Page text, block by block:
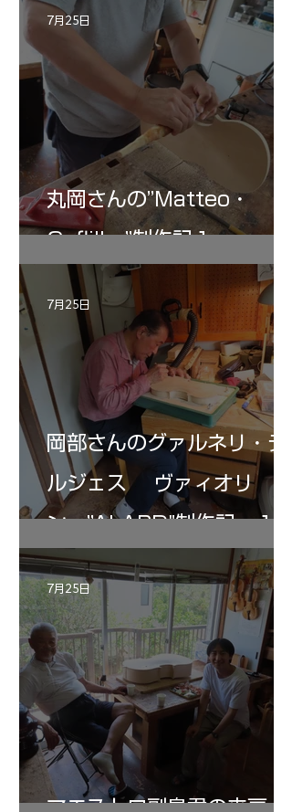
丸岡さんの”Matteo・
Gofliller”制作記１
7月25日
岡部さんのグァルネリ・デ
ルジェス ヴァィオリ
ン ”ALARD"制作記 １2
7月25日
マエストロ副島君の来房
7月25日